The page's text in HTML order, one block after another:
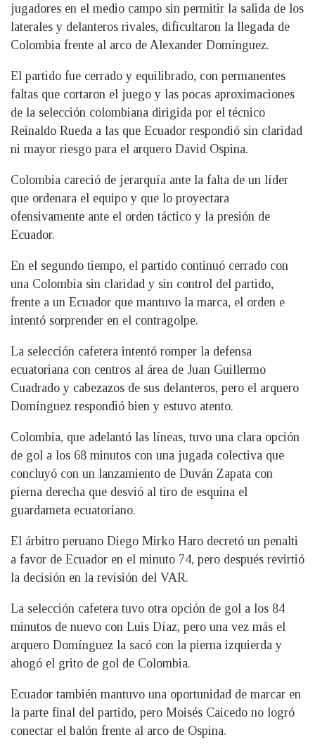
jugadores en el medio campo sin permitir la salida de los
laterales y delanteros rivales, dificultaron la llegada de
Colombia frente al arco de Alexander Domínguez.
El partido fue cerrado y equilibrado, con permanentes
faltas que cortaron el juego y las pocas aproximaciones
de la selección colombiana dirigida por el técnico
Reinaldo Rueda a las que Ecuador respondió sin claridad
ni mayor riesgo para el arquero David Ospina.
Colombia careció de jerarquía ante la falta de un líder
que ordenara el equipo y que lo proyectara
ofensivamente ante el orden táctico y la presión de
Ecuador.
En el segundo tiempo, el partido continuó cerrado con
una Colombia sin claridad y sin control del partido,
frente a un Ecuador que mantuvo la marca, el orden e
intentó sorprender en el contragolpe.
La selección cafetera intentó romper la defensa
ecuatoriana con centros al área de Juan Guillermo
Cuadrado y cabezazos de sus delanteros, pero el arquero
Domínguez respondió bien y estuvo atento.
Colombia, que adelantó las líneas, tuvo una clara opción
de gol a los 68 minutos con una jugada colectiva que
concluyó con un lanzamiento de Duván Zapata con
pierna derecha que desvió al tiro de esquina el
guardameta ecuatoriano.
El árbitro peruano Diego Mirko Haro decretó un penalti
a favor de Ecuador en el minuto 74, pero después revirtió
la decisión en la revisión del VAR.
La selección cafetera tuvo otra opción de gol a los 84
minutos de nuevo con Luis Díaz, pero una vez más el
arquero Domínguez la sacó con la pierna izquierda y
ahogó el grito de gol de Colombia.
Ecuador también mantuvo una oportunidad de marcar en
la parte final del partido, pero Moisés Caicedo no logró
conectar el balón frente al arco de Ospina.